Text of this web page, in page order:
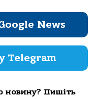
News
Telegram
новину? Пишіть